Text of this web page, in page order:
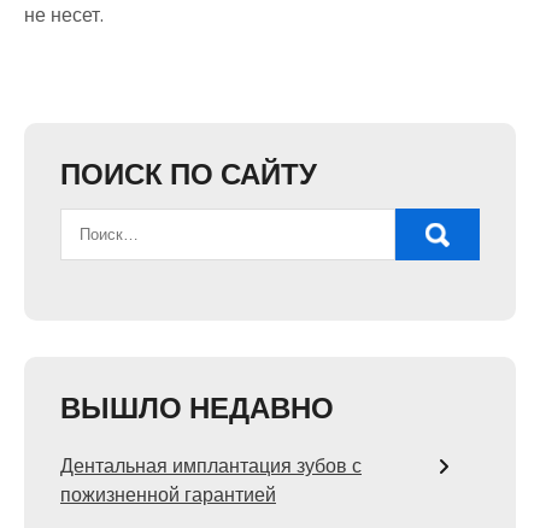
не несет.
ПОИСК ПО САЙТУ
ВЫШЛО НЕДАВНО
Дентальная имплантация зубов с
пожизненной гарантией